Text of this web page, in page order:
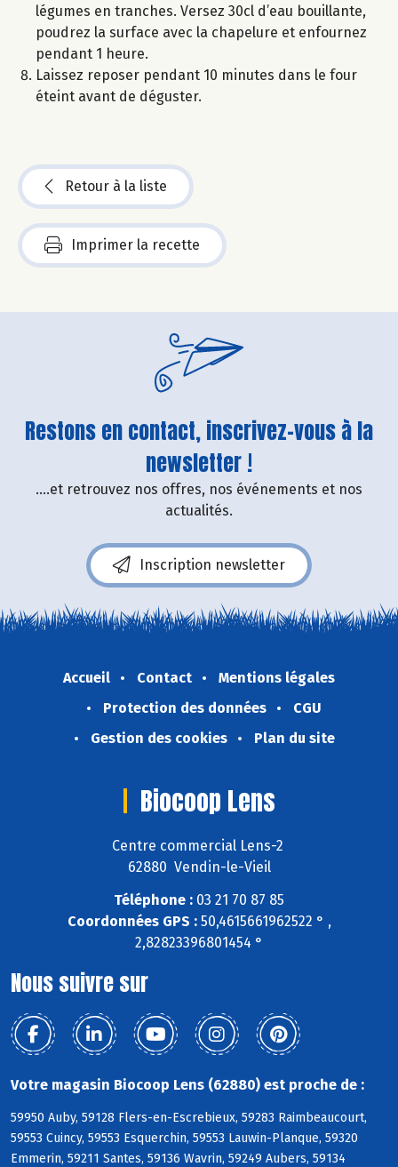
légumes en tranches. Versez 30cl d’eau bouillante,
poudrez la surface avec la chapelure et enfournez
pendant 1 heure.
Laissez reposer pendant 10 minutes dans le four
éteint avant de déguster.
Retour à la liste
Imprimer la recette
Restons en contact, inscrivez-vous à la
newsletter !
....et retrouvez nos offres, nos événements et nos
actualités.
Inscription newsletter
Accueil Contact
Mentions légales
Protection des données
CGU
Gestion des cookies
Plan du site
Biocoop Lens
Centre commercial Lens-2
62880 Vendin-le-Vieil
Téléphone : 03 21 70 87 85
Coordonnées GPS :50,4615661962522 ° ,
2,82823396801454 °
Nous suivre sur
Votre magasin Biocoop Lens (62880) est proche de :
59950 Auby, 59128 Flers-en-Escrebieux, 59283 Raimbeaucourt,
59553 Cuincy, 59553 Esquerchin, 59553 Lauwin-Planque, 59320
Emmerin, 59211 Santes, 59136 Wavrin, 59249 Aubers, 59134